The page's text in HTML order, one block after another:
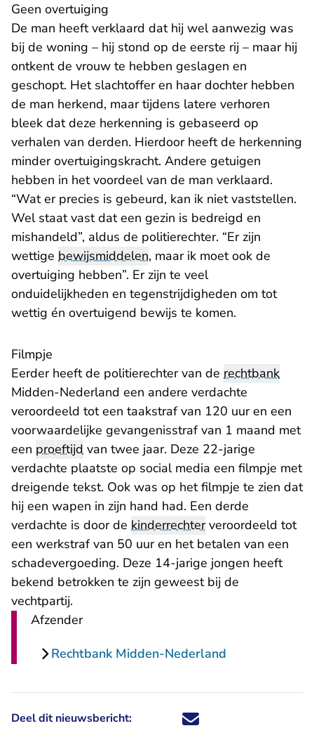
Geen overtuiging
De man heeft verklaard dat hij wel aanwezig was
bij de woning – hij stond op de eerste rij – maar hij
ontkent de vrouw te hebben geslagen en
geschopt. Het slachtoffer en haar dochter hebben
de man herkend, maar tijdens latere verhoren
bleek dat deze herkenning is gebaseerd op
verhalen van derden. Hierdoor heeft de herkenning
minder overtuigingskracht. Andere getuigen
hebben in het voordeel van de man verklaard.
“Wat er precies is gebeurd, kan ik niet vaststellen.
Wel staat vast dat een gezin is bedreigd en
mishandeld”, aldus de politierechter. “Er zijn
wettige bewijsmiddelen, maar ik moet ook de
overtuiging hebben”. Er zijn te veel
onduidelijkheden en tegenstrijdigheden om tot
wettig én overtuigend bewijs te komen.
Filmpje
Eerder heeft de politierechter van de rechtbank
Midden-Nederland een andere verdachte
veroordeeld tot een taakstraf van 120 uur en een
voorwaardelijke gevangenisstraf van 1 maand met
een proeftijd van twee jaar. Deze 22-jarige
verdachte plaatste op social media een filmpje met
dreigende tekst. Ook was op het filmpje te zien dat
hij een wapen in zijn hand had. Een derde
verdachte is door de kinderrechterveroordeeld tot
een werkstraf van 50 uur en het betalen van een
schadevergoeding. Deze 14-jarige jongen heeft
bekend betrokken te zijn geweest bij de
vechtpartij.
Afzender
Rechtbank Midden-Nederland
Deel dit nieuwsbericht: Deel dit nieuwsbericht via X -
Deel dit nieuwsbericht via
Deel dit nieuwsbericht
Deel dit